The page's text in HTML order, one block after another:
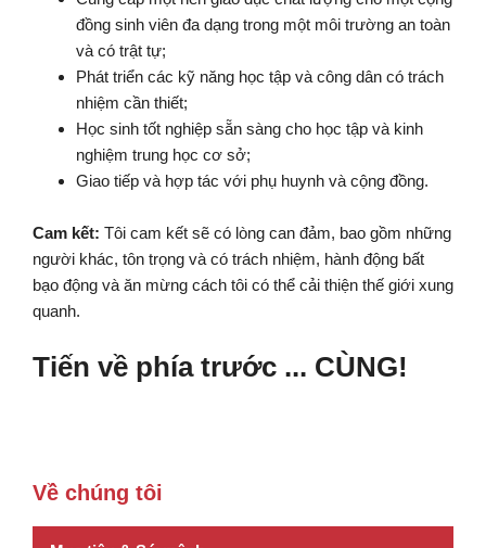
đồng sinh viên đa dạng trong một môi trường an toàn
và có trật tự;
Phát triển các kỹ năng học tập và công dân có trách
nhiệm cần thiết;
Học sinh tốt nghiệp sẵn sàng cho học tập và kinh
nghiệm trung học cơ sở;
Giao tiếp và hợp tác với phụ huynh và cộng đồng.
Cam kết: Tôi cam kết sẽ có lòng can đảm, bao gồm những
người khác, tôn trọng và có trách nhiệm, hành động bất
bạo động và ăn mừng cách tôi có thể cải thiện thế giới xung
quanh.
Tiến về phía trước ... CÙNG!
Về chúng tôi